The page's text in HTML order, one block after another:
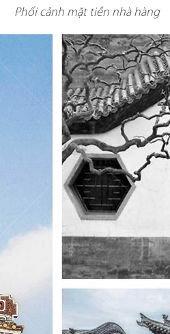
Phối cảnh mặt tiền nhà hàng